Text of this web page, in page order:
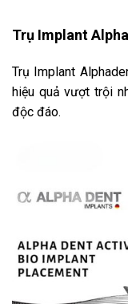
Trụ Implant
Trụ Implant
hiệu quả vượt trội
độc đáo.